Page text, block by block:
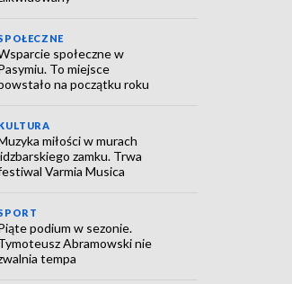
społeczne w
To miejsce
na początku roku
miłości w murach
zamku. Trwa
Varmia Musica
podium w sezonie.
Abramowski nie
tempa